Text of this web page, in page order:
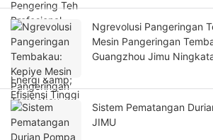
Ngrevolusi Pangeringan
Mesin Pangeringan
Guangzhou Jimu
Sistem Pematangan
JIMU